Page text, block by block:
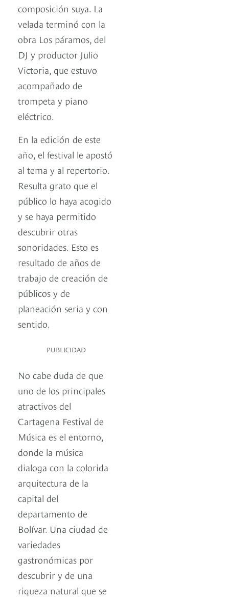
composición suya. La
velada terminó con la
obra Los páramos, del
DJ y productor Julio
Victoria, que estuvo
acompañado de
trompeta y piano
eléctrico.
En la edición de este
año, el festival le apostó
al tema y al repertorio.
Resulta grato que el
público lo haya acogido
y se haya permitido
descubrir otras
sonoridades. Esto es
resultado de años de
trabajo de creación de
públicos y de
planeación seria y con
sentido.
PUBLICIDAD
No cabe duda de que
uno de los principales
atractivos del
Cartagena Festival de
Música es el entorno,
donde la música
dialoga con la colorida
arquitectura de la
capital del
departamento de
Bolívar. Una ciudad de
variedades
gastronómicas por
descubrir y de una
riqueza natural que se